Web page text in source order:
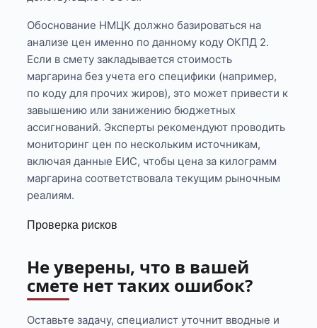
Обоснование НМЦК должно базироваться на
анализе цен именно по данному коду ОКПД 2.
Если в смету закладывается стоимость
маргарина без учета его специфики (например,
по коду для прочих жиров), это может привести к
завышению или занижению бюджетных
ассигнований. Эксперты рекомендуют проводить
мониторинг цен по нескольким источникам,
включая данные ЕИС, чтобы цена за килограмм
маргарина соответствовала текущим рыночным
реалиям.
Проверка рисков
Не уверены, что в вашей
смете нет таких ошибок?
Оставьте задачу, специалист уточнит вводные и